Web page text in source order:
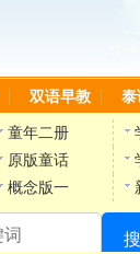
双语早教 泰
童年二册
原版童话
概念版一